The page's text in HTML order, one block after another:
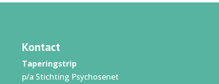
Kontact
Taperingstrip
p/a Stichting Psychosenet